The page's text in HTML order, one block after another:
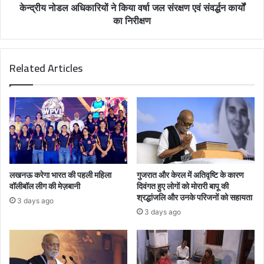
केन्द्रीय नोडल अधिकारियों ने किया वर्षा जल संरक्षण एवं संवर्द्धन कार्यों
का निरीक्षण
Related Articles
लखनऊ करेगा भारत की पहली महिला
वॉलीबॉल लीग की मेज़बानी
3 days ago
गुजरात और केरल में अतिवृष्टि के कारण
दिवंगत हुए लोगों को मोरारी बापू की
श्रद्धांजलि और उनके परिजनों को सहायता
3 days ago